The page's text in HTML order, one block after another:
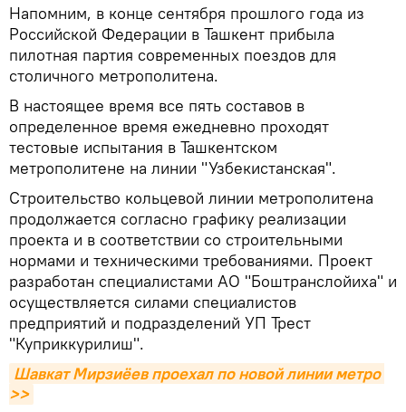
Напомним, в конце сентября прошлого года из
Российской Федерации в Ташкент прибыла
пилотная партия современных поездов для
столичного метрополитена.
В настоящее время все пять составов в
определенное время ежедневно проходят
тестовые испытания в Ташкентском
метрополитене на линии "Узбекистанская".
Строительство кольцевой линии метрополитена
продолжается согласно графику реализации
проекта и в соответствии со строительными
нормами и техническими требованиями. Проект
разработан специалистами АО "Боштранслойиха" и
осуществляется силами специалистов
предприятий и подразделений УП Трест
"Куприккурилиш".
Шавкат Мирзиёев проехал по новой линии метро
>>